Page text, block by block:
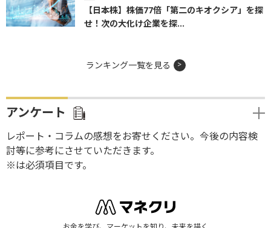
【日本株】株価77倍「第二のキオクシア」を探
せ！次の大化け企業を探...
ランキング一覧を見る
アンケート
レポート・コラムの感想をお寄せください。今後の内容検
討等に参考にさせていただきます。
※は必須項目です。